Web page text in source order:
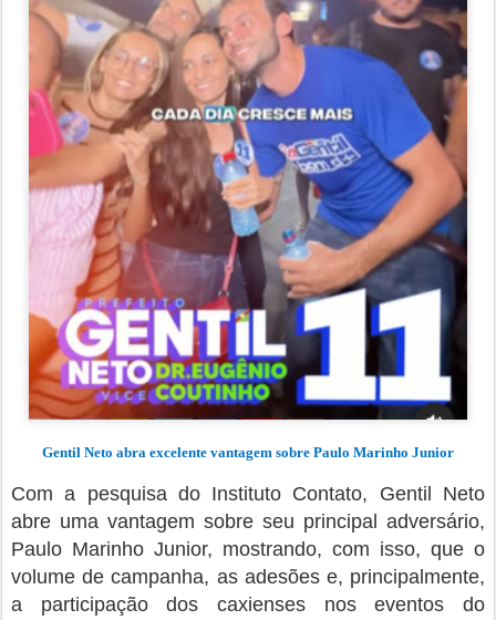
Gentil Neto abra excelente vantagem sobre Paulo Marinho Junior
Com a pesquisa do Instituto Contato, Gentil Neto
abre uma vantagem sobre seu principal adversário,
Paulo Marinho Junior, mostrando, com isso, que o
volume de campanha, as adesões e, principalmente,
a participação dos caxienses nos eventos do